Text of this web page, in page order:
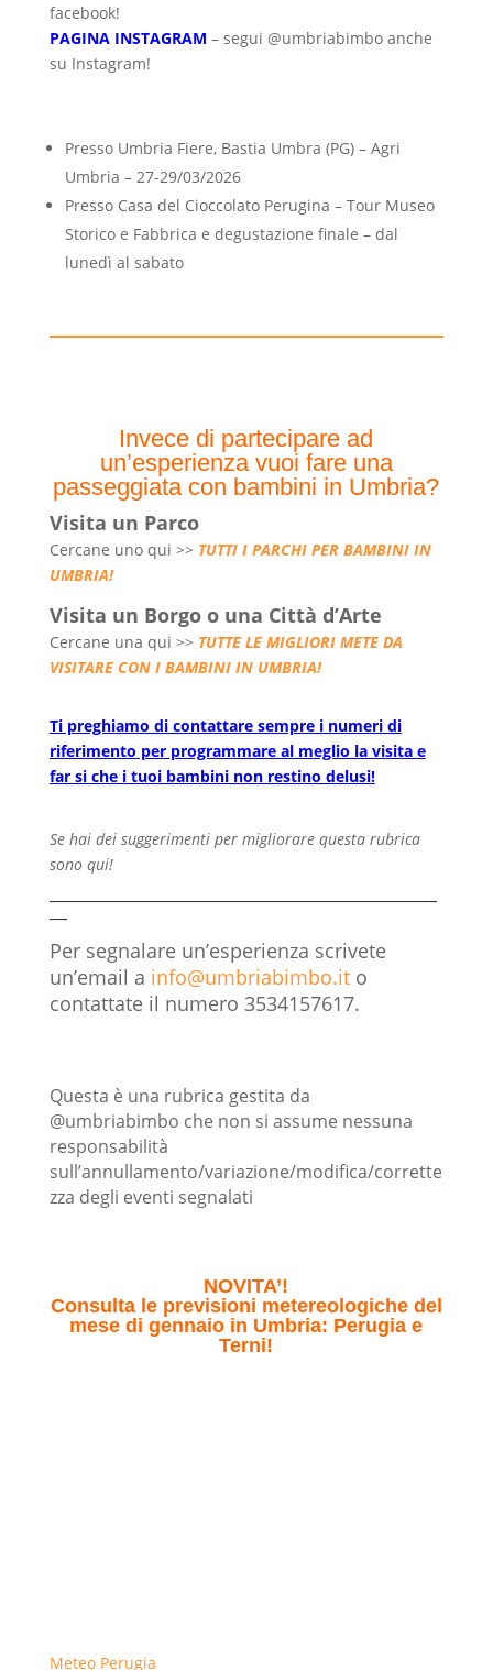
facebook!
PAGINA INSTAGRAM – segui @umbriabimbo anche
su Instagram!
Presso Umbria Fiere, Bastia Umbra (PG) – Agri
Umbria – 27-29/03/2026
Presso Casa del Cioccolato Perugina – Tour Museo
Storico e Fabbrica e degustazione finale – dal
lunedì al sabato
Invece di partecipare ad
un’esperienza vuoi fare una
passeggiata con bambini in Umbria?
Visita un Parco
Cercane uno qui >> TUTTI I PARCHI PER BAMBINI IN
UMBRIA!
Visita un Borgo o una Città d’Arte
Cercane una qui >> TUTTE LE MIGLIORI METE DA
VISITARE CON I BAMBINI IN UMBRIA!
Ti preghiamo di contattare sempre i numeri di
riferimento per programmare al meglio la visita e
far si che i tuoi bambini non restino delusi!
Se hai dei suggerimenti per migliorare questa rubrica
sono qui!
——————————————————————
—
Per segnalare un’esperienza scrivete
un’email a info@umbriabimbo.ito
contattate il numero 3534157617.
Questa è una rubrica gestita da
@umbriabimbo che non si assume nessuna
responsabilità
sull’annullamento/variazione/modifica/corrette
zza degli eventi segnalati
NOVITA’!
Consulta le previsioni metereologiche del
mese di gennaio in Umbria: Perugia e
Terni!
Meteo Perugia